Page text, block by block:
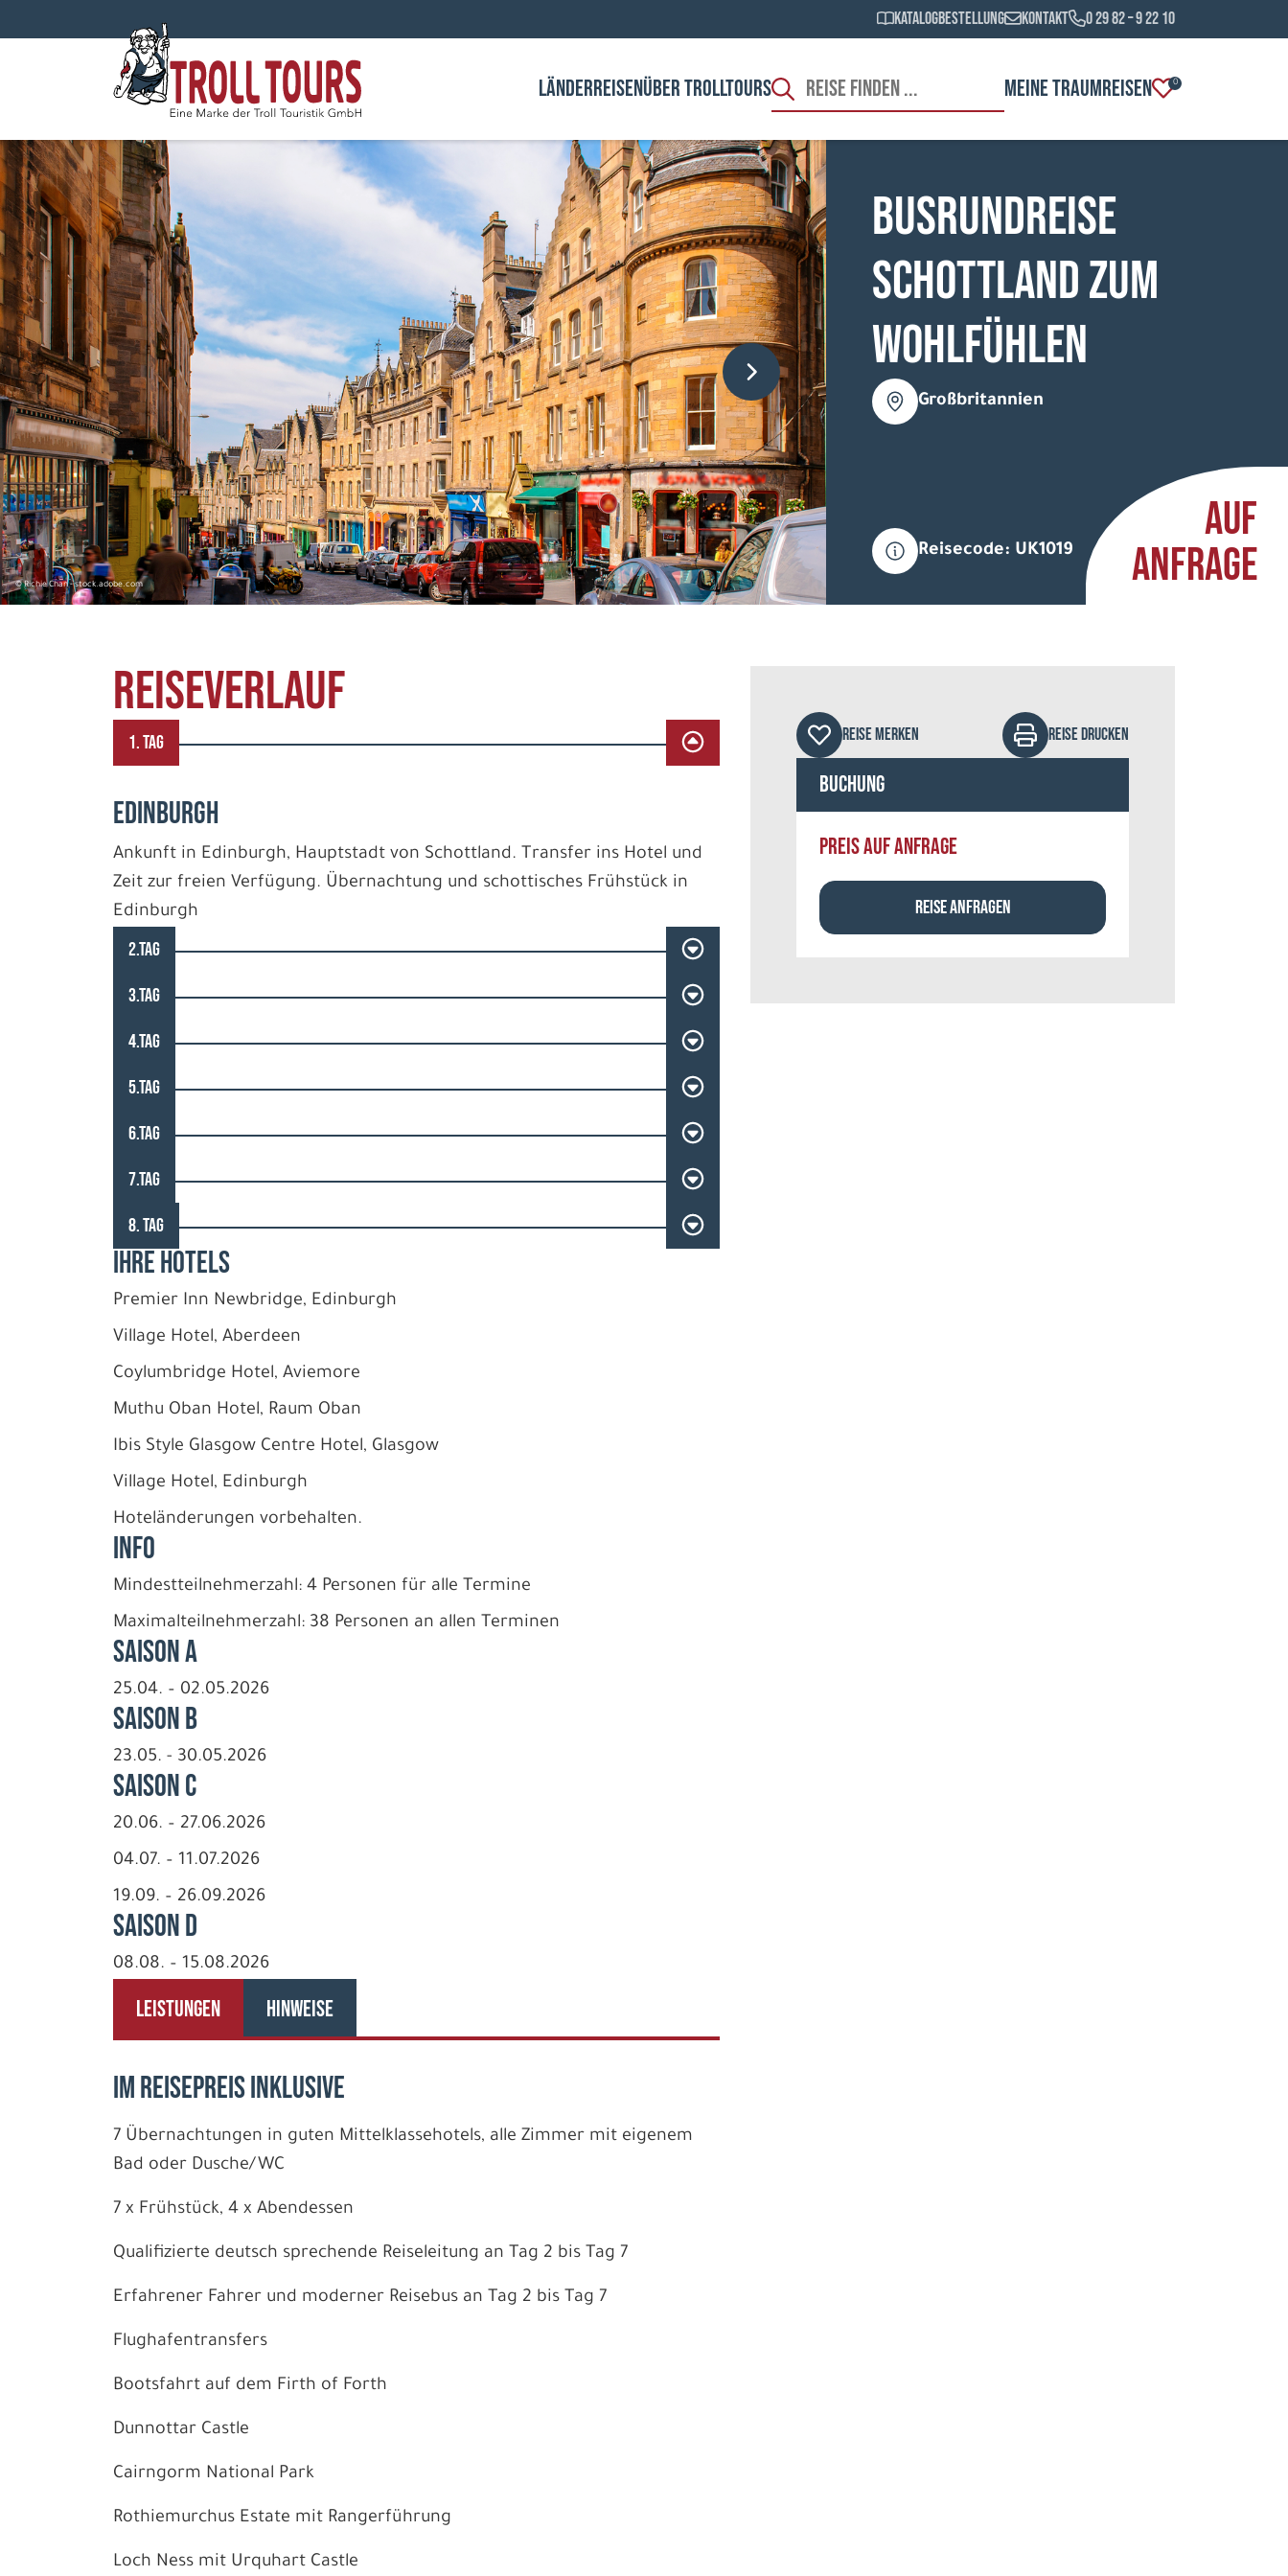
Katalogbestellung Kontakt 0 29 82 – 9 22 10
LÄNDERREISENÜBER TROLLTOURS MEINE TRAUMREISEN 0
© Richie Chan - stock.adobe.com
Busrundreise
Schottland zum
Wohlfühlen
Großbritannien
Reisecode: UK1019
AUF
ANFRAGE
REISEVERLAUF
1. TAG
EDINBURGH
Ankunft in Edinburgh, Hauptstadt von Schottland. Transfer ins Hotel und
Zeit zur freien Verfügung. Übernachtung und schottisches Frühstück in
Edinburgh
2.TAG
3.TAG
4.TAG
5.TAG
6.TAG
7.TAG
8. TAG
IHRE HOTELS
Premier Inn Newbridge, Edinburgh
Village Hotel, Aberdeen
Coylumbridge Hotel, Aviemore
Muthu Oban Hotel, Raum Oban
Ibis Style Glasgow Centre Hotel, Glasgow
Village Hotel, Edinburgh
Hoteländerungen vorbehalten.
INFO
Mindestteilnehmerzahl: 4 Personen für alle Termine
Maximalteilnehmerzahl: 38 Personen an allen Terminen
Saison A
25.04. – 02.05.2026
Saison B
23.05. - 30.05.2026
Saison C
20.06. – 27.06.2026
04.07. – 11.07.2026
19.09. – 26.09.2026
Saison D
08.08. – 15.08.2026
LEISTUNGEN HINWEISE
IM REISEPREIS INKLUSIVE
7 Übernachtungen in guten Mittelklassehotels, alle Zimmer mit eigenem
Bad oder Dusche/WC
7 x Frühstück, 4 x Abendessen
Qualifizierte deutsch sprechende Reiseleitung an Tag 2 bis Tag 7
Erfahrener Fahrer und moderner Reisebus an Tag 2 bis Tag 7
Flughafentransfers
Bootsfahrt auf dem Firth of Forth
Dunnottar Castle
Cairngorm National Park
Rothiemurchus Estate mit Rangerführung
Loch Ness mit Urquhart Castle
REISE MERKEN REISE DRUCKEN
Buchung
PREIS AUF ANFRAGE
REISE ANFRAGEN